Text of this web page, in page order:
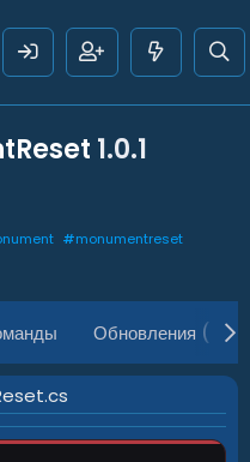
1.0.1
#monumentreset
Обновления (2)